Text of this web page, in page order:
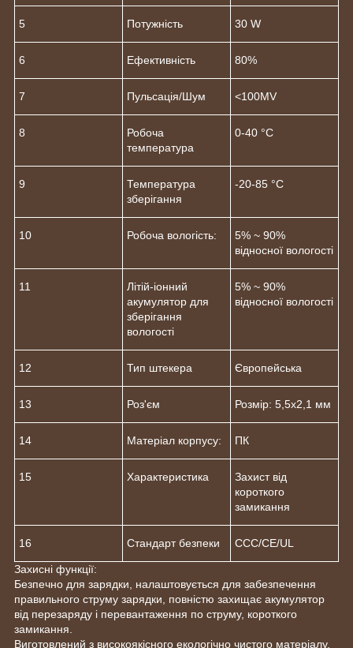
5 Потужність 30 W
6 Ефективність 80%
7 Пульсація/Шум <100MV
8
Робоча
температура
0-40 °C
9
Температура
зберігання
-20-85 °C
10 Робоча вологість:
5% ~ 90%
відносної вологості
11
Літій-іонний
акумулятор для
зберігання
вологості
5% ~ 90%
відносної вологості
12 Тип штекера Європейська
13 Роз'єм Розмір: 5,5x2,1 мм
14 Матеріал корпусу: ПК
15 Характеристика
Захист від
короткого
замикання
16 Стандарт безпеки CCC/CE/UL
Захисні функції:
Безпечно для зарядки, налаштовується для забезпечення
правильного струму зарядки, повністю захищає акумулятор
від перезаряду і перевантаження по струму, короткого
замикання.
Виготовлений з високоякісного екологічно чистого матеріалу,